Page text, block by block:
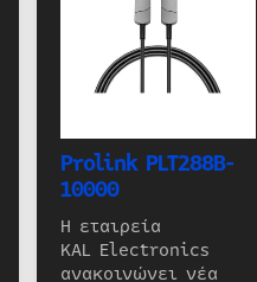
Prolink PLT288B-
10000
Η εταιρεία
KAL Electronics
ανακοινώνει νέα